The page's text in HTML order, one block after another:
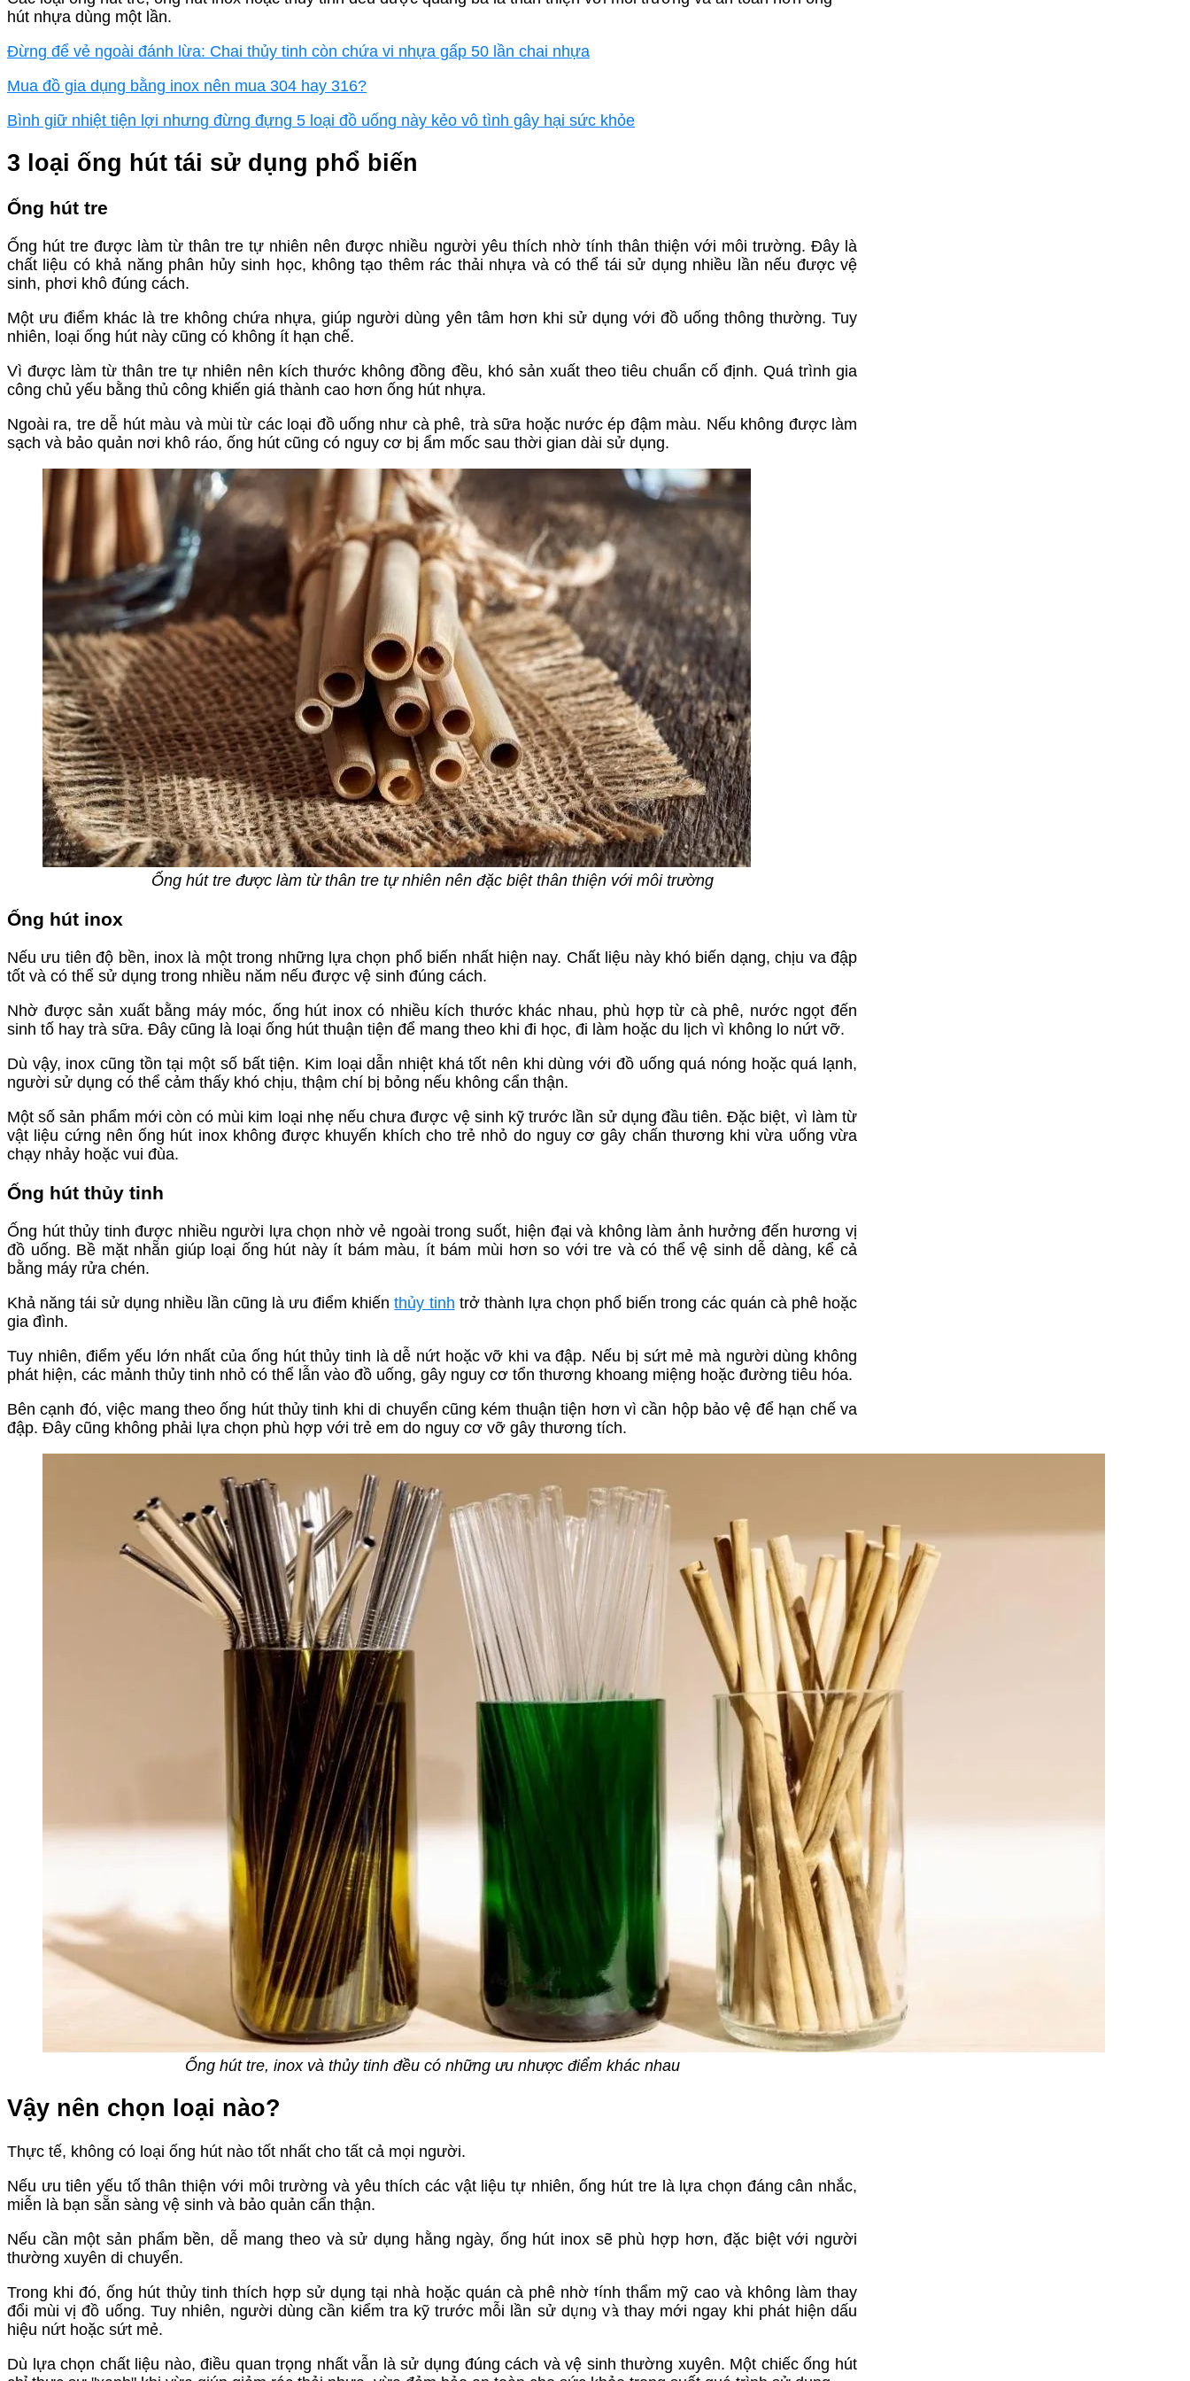
hút nhựa dùng một lần.
Đừng để vẻ ngoài đánh lừa: Chai thủy tinh còn chứa vi nhựa gấp 50 lần chai nhựa
Mua đồ gia dụng bằng inox nên mua 304 hay 316?
Bình giữ nhiệt tiện lợi nhưng đừng đựng 5 loại đồ uống này kẻo vô tình gây hại sức khỏe
3 loại ống hút tái sử dụng phổ biến
Ống hút tre
Ống hút tre được làm từ thân tre tự nhiên nên được nhiều người yêu thích nhờ tính thân thiện với môi trường. Đây là
chất liệu có khả năng phân hủy sinh học, không tạo thêm rác thải nhựa và có thể tái sử dụng nhiều lần nếu được vệ
sinh, phơi khô đúng cách.
Một ưu điểm khác là tre không chứa nhựa, giúp người dùng yên tâm hơn khi sử dụng với đồ uống thông thường. Tuy
nhiên, loại ống hút này cũng có không ít hạn chế.
Vì được làm từ thân tre tự nhiên nên kích thước không đồng đều, khó sản xuất theo tiêu chuẩn cố định. Quá trình gia
công chủ yếu bằng thủ công khiến giá thành cao hơn ống hút nhựa.
Ngoài ra, tre dễ hút màu và mùi từ các loại đồ uống như cà phê, trà sữa hoặc nước ép đậm màu. Nếu không được làm
sạch và bảo quản nơi khô ráo, ống hút cũng có nguy cơ bị ẩm mốc sau thời gian dài sử dụng.
Ống hút tre được làm từ thân tre tự nhiên nên đặc biệt thân thiện với môi trường
Ống hút inox
Nếu ưu tiên độ bền, inox là một trong những lựa chọn phổ biến nhất hiện nay. Chất liệu này khó biến dạng, chịu va đập
tốt và có thể sử dụng trong nhiều năm nếu được vệ sinh đúng cách.
Nhờ được sản xuất bằng máy móc, ống hút inox có nhiều kích thước khác nhau, phù hợp từ cà phê, nước ngọt đến
sinh tố hay trà sữa. Đây cũng là loại ống hút thuận tiện để mang theo khi đi học, đi làm hoặc du lịch vì không lo nứt vỡ.
Dù vậy, inox cũng tồn tại một số bất tiện. Kim loại dẫn nhiệt khá tốt nên khi dùng với đồ uống quá nóng hoặc quá lạnh,
người sử dụng có thể cảm thấy khó chịu, thậm chí bị bỏng nếu không cẩn thận.
Một số sản phẩm mới còn có mùi kim loại nhẹ nếu chưa được vệ sinh kỹ trước lần sử dụng đầu tiên. Đặc biệt, vì làm từ
vật liệu cứng nên ống hút inox không được khuyến khích cho trẻ nhỏ do nguy cơ gây chấn thương khi vừa uống vừa
chạy nhảy hoặc vui đùa.
Ống hút thủy tinh
Ống hút thủy tinh được nhiều người lựa chọn nhờ vẻ ngoài trong suốt, hiện đại và không làm ảnh hưởng đến hương vị
đồ uống. Bề mặt nhẵn giúp loại ống hút này ít bám màu, ít bám mùi hơn so với tre và có thể vệ sinh dễ dàng, kể cả
bằng máy rửa chén.
Khả năng tái sử dụng nhiều lần cũng là ưu điểm khiếnthủy tinh trở thành lựa chọn phổ biến trong các quán cà phê hoặc
gia đình.
Tuy nhiên, điểm yếu lớn nhất của ống hút thủy tinh là dễ nứt hoặc vỡ khi va đập. Nếu bị sứt mẻ mà người dùng không
phát hiện, các mảnh thủy tinh nhỏ có thể lẫn vào đồ uống, gây nguy cơ tổn thương khoang miệng hoặc đường tiêu hóa.
Bên cạnh đó, việc mang theo ống hút thủy tinh khi di chuyển cũng kém thuận tiện hơn vì cần hộp bảo vệ để hạn chế va
đập. Đây cũng không phải lựa chọn phù hợp với trẻ em do nguy cơ vỡ gây thương tích.
Ống hút tre, inox và thủy tinh đều có những ưu nhược điểm khác nhau
Vậy nên chọn loại nào?
Thực tế, không có loại ống hút nào tốt nhất cho tất cả mọi người.
Nếu ưu tiên yếu tố thân thiện với môi trường và yêu thích các vật liệu tự nhiên, ống hút tre là lựa chọn đáng cân nhắc,
miễn là bạn sẵn sàng vệ sinh và bảo quản cẩn thận.
Nếu cần một sản phẩm bền, dễ mang theo và sử dụng hằng ngày, ống hút inox sẽ phù hợp hơn, đặc biệt với người
thường xuyên di chuyển.
Trong khi đó, ống hút thủy tinh thích hợp sử dụng tại nhà hoặc quán cà phê nhờ tính thẩm mỹ cao và không làm thay
đổi mùi vị đồ uống. Tuy nhiên, người dùng cần kiểm tra kỹ trước mỗi lần sử dụng và thay mới ngay khi phát hiện dấu
hiệu nứt hoặc sứt mẻ.
Dù lựa chọn chất liệu nào, điều quan trọng nhất vẫn là sử dụng đúng cách và vệ sinh thường xuyên. Một chiếc ống hút